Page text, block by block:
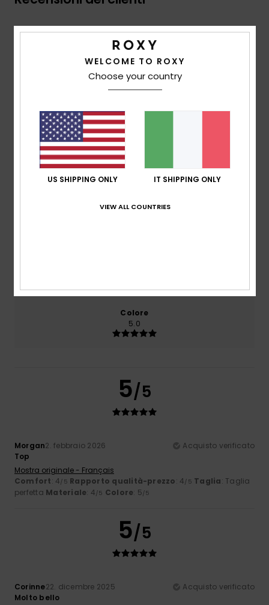
Punteggio medio
5.0/5
basato su3 recensioni verificate
dal novembre
Il 33% dei nostri clienti consiglia questo prodotto
Comfort
Colore
5.0
5/5
Morgan2. febbraio 2026
Acquisto verificato
Top
Mostra originale - Français
Comfort: 4/5 Rapporto qualità-prezzo: 4/5 Taglia: Taglia
perfetta Materiale: 4/5 Colore: 5/5
5/5
Corinne22. dicembre 2025
Acquisto verificato
Molto bello
WELCOME TO ROXY
Choose your country
US SHIPPING ONLY IT SHIPPING ONLY
VIEW ALL COUNTRIES